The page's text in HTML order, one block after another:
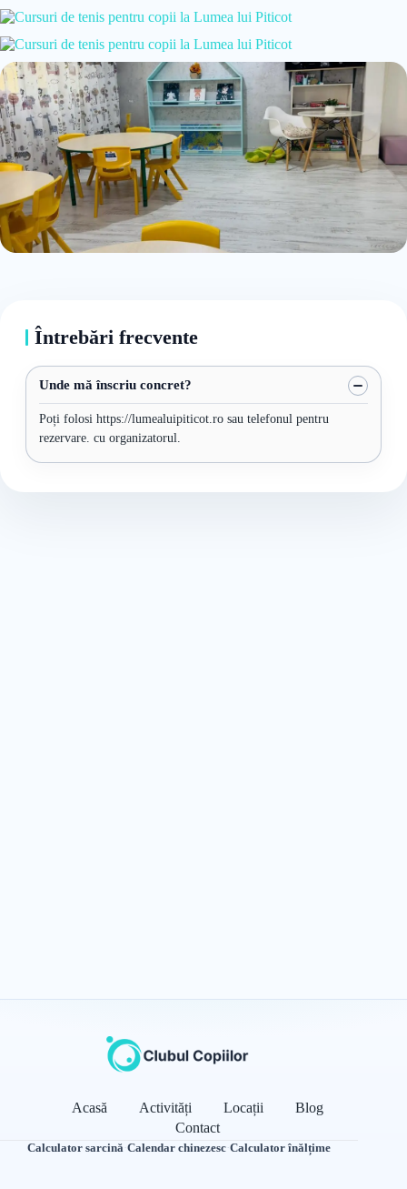
Întrebări frecvente
Unde mă înscriu concret?
Poți folosi https://lumealuipiticot.ro sau telefonul pentru
rezervare. cu organizatorul.
Acasă Activități Locații
Blog
Contact
Calculator sarcină·Calendar chinezesc·Calculator înălțime